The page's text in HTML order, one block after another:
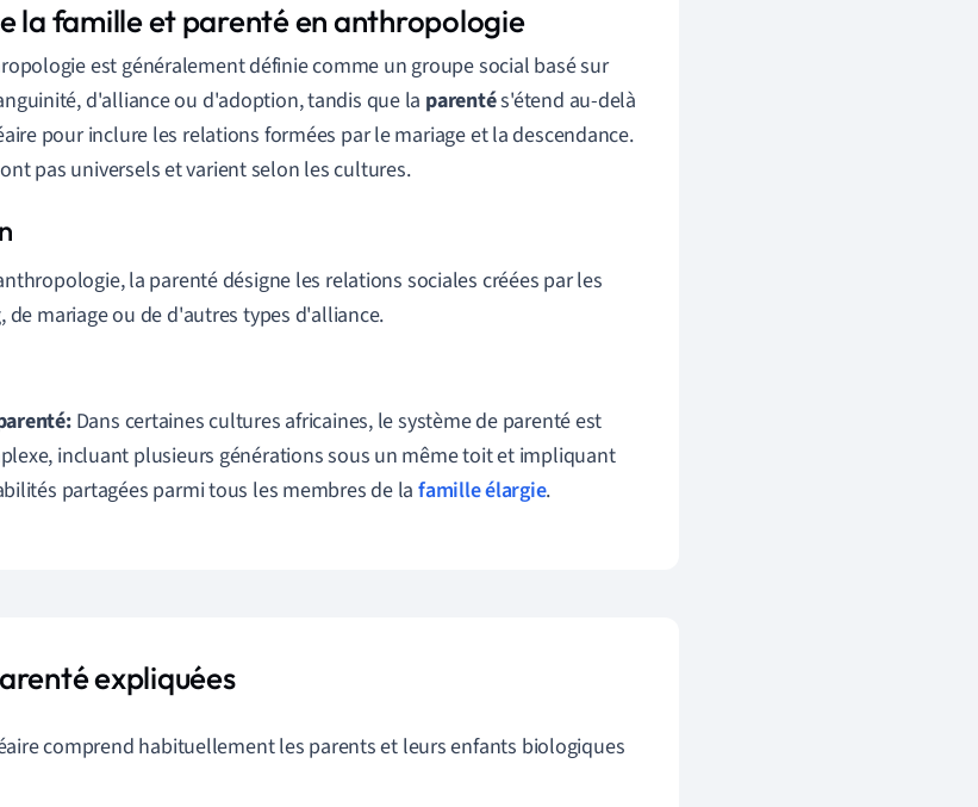
la famille et parenté en anthropologie
est généralement définie comme un groupe social basé sur
d'alliance ou d'adoption, tandis que la parentés'étend au-delà
pour inclure les relations formées par le mariage et la descendance.
pas universels et varient selon les cultures.
la parenté désigne les relations sociales créées par les
de mariage ou de d'autres types d'alliance.
Dans certaines cultures africaines, le système de parenté est
incluant plusieurs générations sous un même toit et impliquant
partagées parmi tous les membres de lafamille élargie.
expliquées
comprend habituellement les parents et leurs enfants biologiques